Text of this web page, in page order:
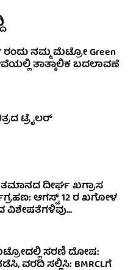
ರಂದು ನಮ್ಮ ಮೆಟ್ರೋ Green
ತಾತ್ಕಾಲಿಕ ಬದಲಾವಣೆ
ಟ್ರೈಲರ್
ದೀರ್ಘ ಖಗ್ರಾಸ
ಆಗಸ್ಟ್ 12 ರ ಖಗೋಳ
ವಿಶೇಷತೆಗಳಿವು...
ಸರಣಿ ದೋಷ:
ವರದಿ ಸಲ್ಲಿಸಿ: BMRCLಗೆ